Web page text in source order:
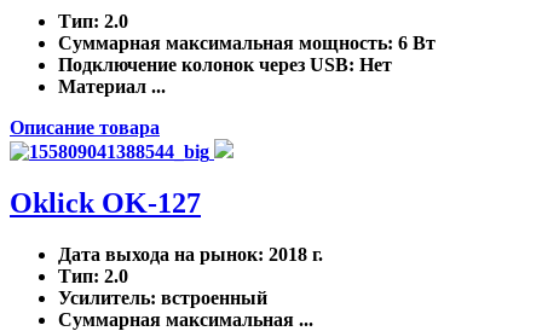
Тип: 2.0
Суммарная максимальная мощность: 6 Вт
Подключение колонок через USB: Нет
Материал ...
Описание товара
Oklick OK-127
Дата выхода на рынок: 2018 г.
Тип: 2.0
Усилитель: встроенный
Суммарная максимальная ...